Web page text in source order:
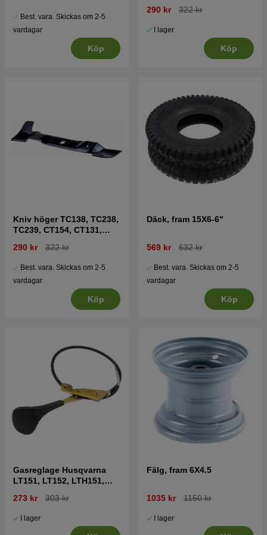
Best. vara. Skickas om 2-5
vardagar
Köp
290 kr 322 kr
I lager
Köp
Kniv höger TC138, TC238,
TC239, CT154, CT131,
290 kr 322 kr
Best. vara. Skickas om 2-5
vardagar
Köp
Däck, fram 15X6-6"
569 kr 632 kr
Best. vara. Skickas om 2-5
vardagar
Köp
Gasreglage Husqvarna
LT151, LT152, LTH151,
273 kr 303 kr
I lager
Fälg, fram 6X4.5
1035 kr 1150 kr
I lager